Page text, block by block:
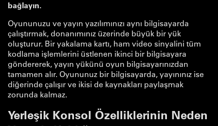
bağlayın.
Oyununuzu ve yayın yazılımınızı aynı bilgisayarda
çalıştırmak, donanımınız üzerinde büyük bir yük
oluşturur. Bir yakalama kartı, ham video sinyalini tüm
kodlama işlemlerini üstlenen ikinci bir bilgisayara
göndererek, yayın yükünü oyun bilgisayarınızdan
tamamen alır. Oyununuz bir bilgisayarda, yayınınız ise
diğerinde çalışır ve ikisi de kaynakları paylaşmak
zorunda kalmaz.
Yerleşik Konsol Özelliklerinin Neden